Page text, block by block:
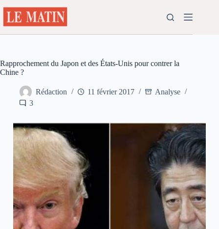
au
contenu
Rapprochement du Japon et des États-Unis pour contrer la
Chine ?
Rédaction 11 février 2017
Analyse
3